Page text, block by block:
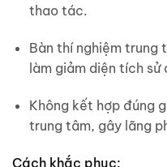
thao tác.
Bàn thí nghiệm trung
làm giảm diện tích sử
Không kết hợp đúng
trung tâm, gây lãng
Cách khắc phục: